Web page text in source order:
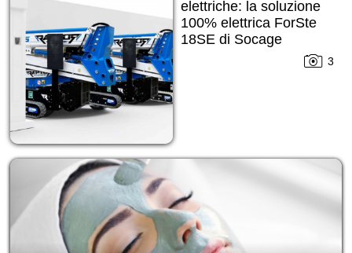
elettriche: la soluzione
100% elettrica ForSte
18SE di Socage
3